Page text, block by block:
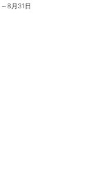
～8月31日